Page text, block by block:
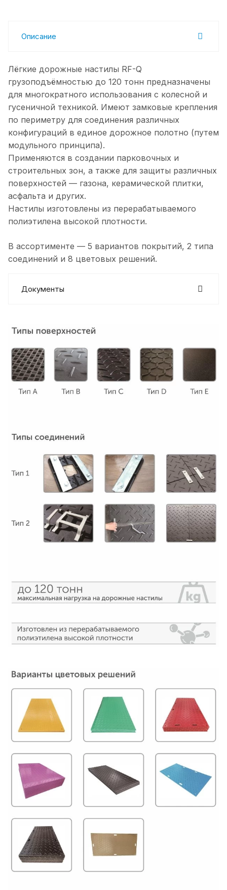
Описание
Лёгкие дорожные настилы RF-Q
грузоподъёмностью до 120 тонн предназначены
для многократного использования с колесной и
гусеничной техникой. Имеют замковые крепления
по периметру для соединения различных
конфигураций в единое дорожное полотно (путем
модульного принципа).
Применяются в создании парковочных и
строительных зон, а также для защиты различных
поверхностей — газона, керамической плитки,
асфальта и других.
Настилы изготовлены из перерабатываемого
полиэтилена высокой плотности.
В ассортименте — 5 вариантов покрытий, 2 типа
соединений и 8 цветовых решений.
Документы